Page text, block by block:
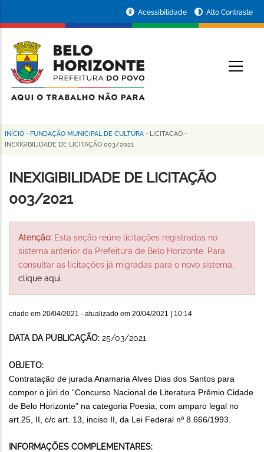
conteúdo
principal
da
Prefeitura
de
Horizonte
Acessibilidade Alto Contraste
Trilha
navegação
INÍCIO - FUNDAÇÃO MUNICIPAL DE CULTURA - LICITACAO -
INEXIGIBILIDADE DE LICITAÇÃO 003/2021
INEXIGIBILIDADE DE LICITAÇÃO
003/2021
Atenção: Esta seção reúne licitações registradas no
sistema anterior da Prefeitura de Belo Horizonte. Para
consultar as licitações já migradas para o novo sistema,
clique aqui.
criado em 20/04/2021 - atualizado em 20/04/2021 | 10:14
DATA DA PUBLICAÇÃO: 25/03/2021
OBJETO:
Contratação de jurada Anamaria Alves Dias dos Santos para
compor o júri do “Concurso Nacional de Literatura Prêmio Cidade
de Belo Horizonte” na categoria Poesia, com amparo legal no
art.25, II, c/c art. 13, inciso II, da Lei Federal nº 8.666/1993.
INFORMAÇÕES COMPLEMENTARES: